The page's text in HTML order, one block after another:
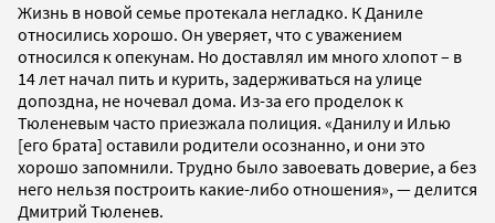
Жизнь в новой семье протекала негладко. К Даниле
относились хорошо. Он уверяет, что с уважением
относился к опекунам. Но доставлял им много хлопот – в
14 лет начал пить и курить, задерживаться на улице
допоздна, не ночевал дома. Из-за его проделок к
Тюленевым часто приезжала полиция. «Данилу и Илью
[его брата] оставили родители осознанно, и они это
хорошо запомнили. Трудно было завоевать доверие, а без
него нельзя построить какие-либо отношения», — делится
Дмитрий Тюленев.